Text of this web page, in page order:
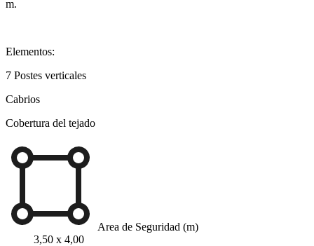
m.
Elementos:
7 Postes verticales
Cabrios
Cobertura del tejado
Area de Seguridad (m)
3,50 x 4,00